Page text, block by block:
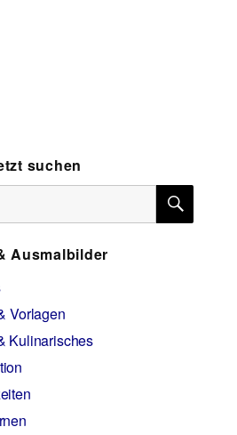
suchen
Ausmalbilder
Vorlagen
Kulinarisches